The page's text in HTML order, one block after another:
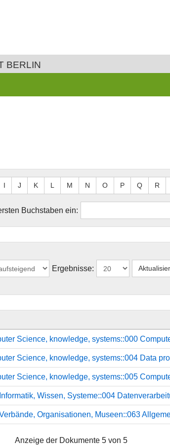
BERLIN
I J K L M N O P Q R
Buchstaben ein:
Ergebnisse:
Science, knowledge, systems::000
Science, knowledge, systems::004 Data
Science, knowledge, systems::005
Wissen, Systeme::004
Organisationen, Museen::063
Anzeige der Dokumente 5 von 5